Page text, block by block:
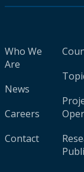
Who We
Are
News
Careers
Contact